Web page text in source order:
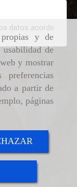
y de
de
y mostrar
a partir de
páginas
datos acorde